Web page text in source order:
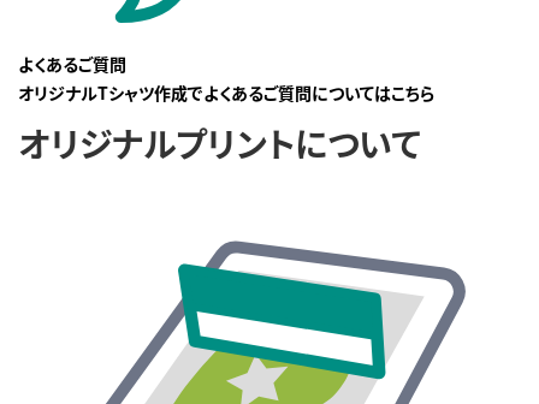
よくあるご質問
オリジナルTシャツ作成でよくあるご質問についてはこちら
オリジナルプリントについて